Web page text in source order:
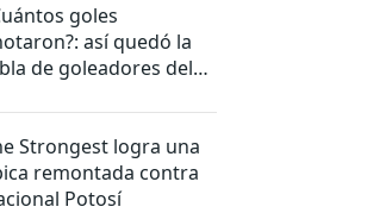
goles
así quedó la
de goleadores del
Strongest logra una
remontada contra
Potosí